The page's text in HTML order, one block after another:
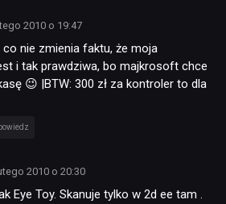
2010 o 19:47
co nie zmienia faktu, że moja
i tak prawdziwa, bo majkrosoft chce
😉 |BTW: 300 zł za kontroler to dla
2010 o 20:30
Eye Toy. Skanuje tylko w 2d ee tam .